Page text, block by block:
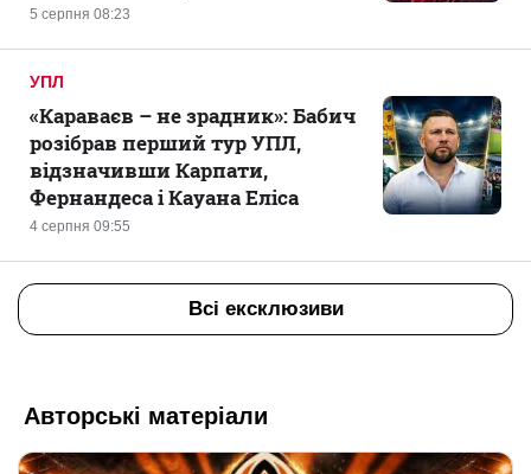
5 серпня 08:23
УПЛ
4 серпня 09:55
«Караваєв – не зрадник»: Бабич
розібрав перший тур УПЛ,
відзначивши Карпати,
Фернандеса і Кауана Еліса
Всі ексклюзиви
Авторські матеріали